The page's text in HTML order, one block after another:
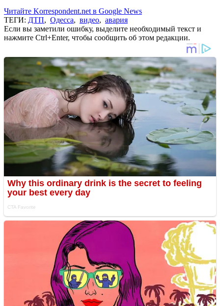
Читайте Korrespondent.net в Google News
ТЕГИ: ДТП, Одесса, видео, авария
Если вы заметили ошибку, выделите необходимый текст и
нажмите Ctrl+Enter, чтобы сообщить об этом редакции.